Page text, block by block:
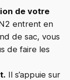
de votre
entrent en
de sac, vous
de faire les
Il s’appuie sur